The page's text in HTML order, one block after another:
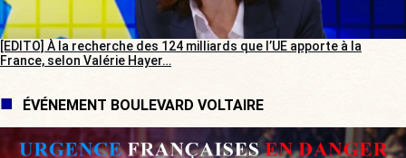
[EDITO] À la recherche des 124 milliards que l’UE apporte à la
France, selon Valérie Hayer…
ÉVÉNEMENT BOULEVARD VOLTAIRE